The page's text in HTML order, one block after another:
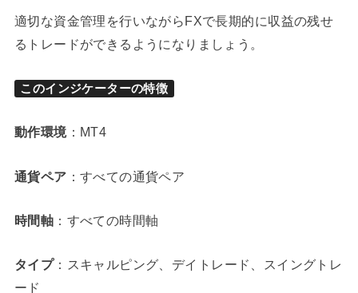
適切な資金管理を行いながらFXで長期的に収益の残せ
るトレードができるようになりましょう。
このインジケーターの特徴
動作環境：MT4
通貨ペア ：すべての通貨ペア
時間軸 ：すべての時間軸
タイプ：スキャルピング、デイトレード、スイングトレ
ード